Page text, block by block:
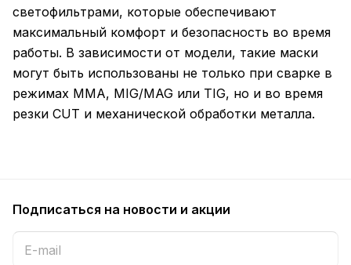
светофильтрами, которые обеспечивают
максимальный комфорт и безопасность во время
работы. В зависимости от модели, такие маски
могут быть использованы не только при сварке в
режимах MMA, MIG/MAG или TIG, но и во время
резки CUT и механической обработки металла.
Подписаться на новости и акции